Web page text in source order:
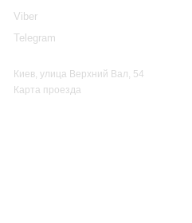
Viber
Telegram
Киев, улица Верхний Вал, 54
Карта проезда